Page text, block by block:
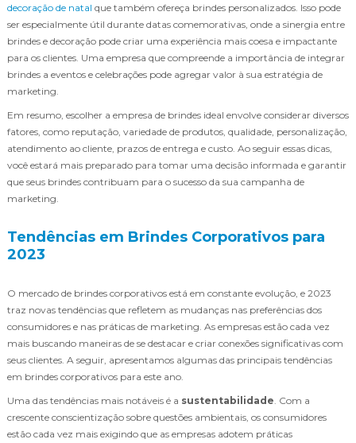
decoração de natal que também ofereça brindes personalizados. Isso pode
ser especialmente útil durante datas comemorativas, onde a sinergia entre
brindes e decoração pode criar uma experiência mais coesa e impactante
para os clientes. Uma empresa que compreende a importância de integrar
brindes a eventos e celebrações pode agregar valor à sua estratégia de
marketing.
Em resumo, escolher a empresa de brindes ideal envolve considerar diversos
fatores, como reputação, variedade de produtos, qualidade, personalização,
atendimento ao cliente, prazos de entrega e custo. Ao seguir essas dicas,
você estará mais preparado para tomar uma decisão informada e garantir
que seus brindes contribuam para o sucesso da sua campanha de
marketing.
Tendências em Brindes Corporativos para
2023
O mercado de brindes corporativos está em constante evolução, e 2023
traz novas tendências que refletem as mudanças nas preferências dos
consumidores e nas práticas de marketing. As empresas estão cada vez
mais buscando maneiras de se destacar e criar conexões significativas com
seus clientes. A seguir, apresentamos algumas das principais tendências
em brindes corporativos para este ano.
Uma das tendências mais notáveis é a sustentabilidade . Com a
crescente conscientização sobre questões ambientais, os consumidores
estão cada vez mais exigindo que as empresas adotem práticas